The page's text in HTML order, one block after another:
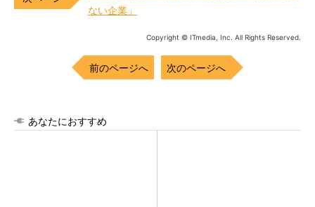
ない企業」
Copyright © ITmedia, Inc. All Rights Reserved.
前のページへ 次のページへ
あなたにおすすめ